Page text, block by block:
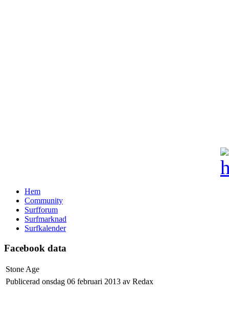
Hem
Community
Surfforum
Surfmarknad
Surfkalender
Facebook data
Stone Age
Publicerad onsdag 06 februari 2013 av Redax